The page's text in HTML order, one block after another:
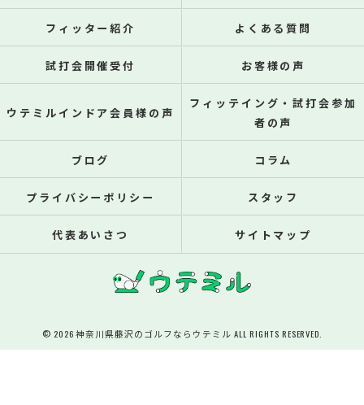
フィッター紹介 よくある質問
試打会開催受付 お客様の声
ウテミルインドア会員様の声
フィッテイング・試打会参加
者の声
ブログ コラム
プライバシーポリシー スタッフ
代表あいさつ サイトマップ
© 2026 神奈川県藤沢のゴルフならウテミル ALL RIGHTS RESERVED.